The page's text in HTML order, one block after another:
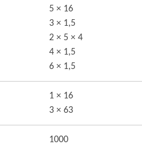
5 × 16
3 × 1,5
2 × 5 × 4
4 × 1,5
6 × 1,5
1 × 16
3 × 63
1000